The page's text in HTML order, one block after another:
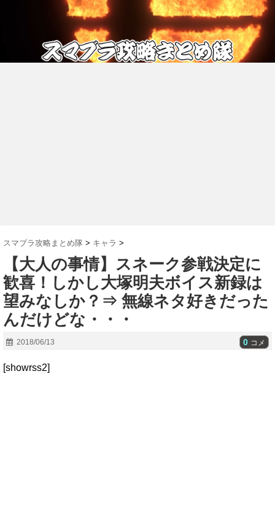
スマブラ攻略まとめ隊 > キャラ >
【大人の事情】スネーク参戦決定に
歓喜！しかし大塚明夫ボイス新録は
望みなしか？⇒ 無線ネタ好きだった
んだけどな・・・
2018/06/13 0 コメ
[showrss2]